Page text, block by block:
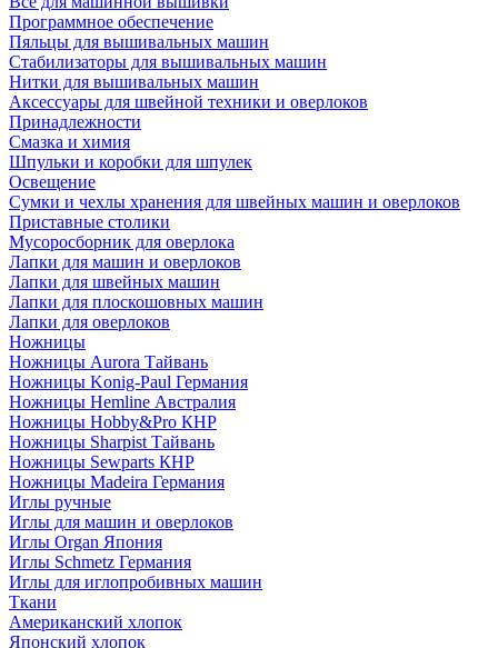
Программное обеспечение
Пяльцы для вышивальных машин
Стабилизаторы для вышивальных машин
Нитки для вышивальных машин
Аксессуары для швейной техники и оверлоков
Принадлежности
Смазка и химия
Шпульки и коробки для шпулек
Освещение
Сумки и чехлы хранения для швейных машин и оверлоков
Приставные столики
Мусоросборник для оверлока
Лапки для машин и оверлоков
Лапки для швейных машин
Лапки для плоскошовных машин
Лапки для оверлоков
Ножницы
Ножницы Aurora Тайвань
Ножницы Konig-Paul Германия
Ножницы Hemline Австралия
Ножницы Hobby&Pro КНР
Ножницы Sharpist Тайвань
Ножницы Sewparts КНР
Ножницы Madeira Германия
Иглы ручные
Иглы для машин и оверлоков
Иглы Organ Япония
Иглы Schmetz Германия
Иглы для иглопробивных машин
Ткани
Американский хлопок
Японский хлопок